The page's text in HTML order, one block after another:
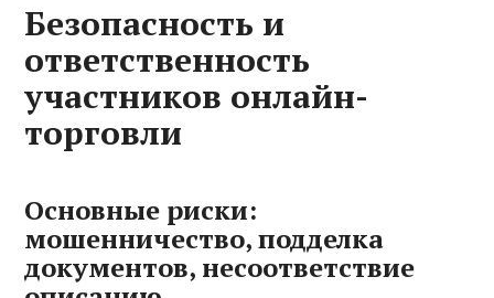
Безопасность и
ответственность
участников онлайн-
торговли
Основные риски:
мошенничество, подделка
документов, несоответствие